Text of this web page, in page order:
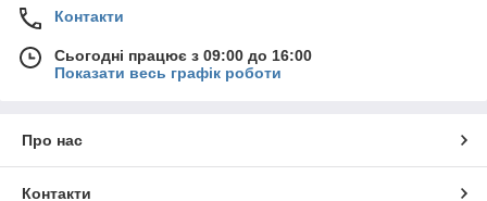
Контакти
Сьогодні працює з 09:00 до 16:00
Показати весь графік роботи
Про нас
Контакти